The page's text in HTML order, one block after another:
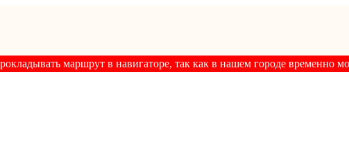
маршрут в навигаторе, так как в нашем городе временно